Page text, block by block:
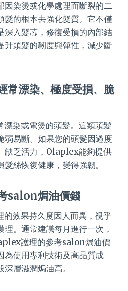
因染燙或化學處理而斷裂的二
髮的根本去強化髮質。它不僅
深入髮芯，修復受損的內部結
升頭髮的韌度與彈性，減少斷
常漂染、極度受損、脆
染或電燙的頭髮。這類頭髮
弱易斷。如果您的頭髮因過度
缺乏活力，Olaplex能夠提供
絲恢復健康，變得強韌。
salon焗油價錢
效果持久度因人而異，視乎
。通常建議每月進行一次，
護理的參考salon焗油價
為使用專利技術及高品質成
層滋潤焗油高。